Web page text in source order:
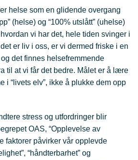
helse som en glidende overgang
(helse) og “100% utslått” (uhelse)
vi har det, hele tiden svinger i
er liv i oss, er vi dermed friske i en
det finnes helsefremmende
til at vi får det bedre. Målet er å lære
i “livets elv”, ikke å plukke dem opp
stress og utfordringer blir
OAS, “Opplevelse av
faktorer påvirker vår opplevde
“håndterbarhet” og